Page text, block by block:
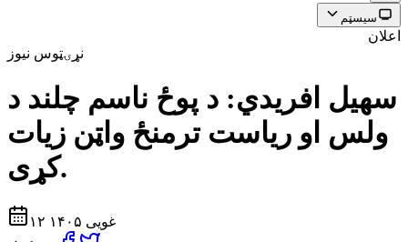
سیسټم
اعلان
نړۍټوس نیوز
سهيل افريدي: د پوځ ناسم چلند د
ولس او رياست ترمنځ واټن زيات
كړى.
۱۲ غویی ۱۴۰۵